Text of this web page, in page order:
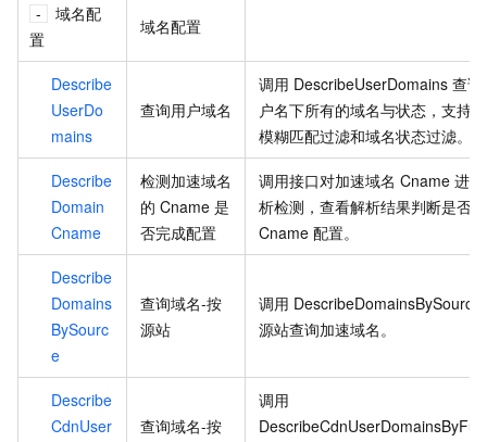
域名配
置
域名配置
Describe
UserDo
mains
查询用户域名
调用 DescribeUserDomains 查询
户名下所有的域名与状态，支持
模糊匹配过滤和域名状态过滤。
Describe
Domain
Cname
检测加速域名
的 Cname 是
否完成配置
调用接口对加速域名 Cname 进
析检测，查看解析结果判断是否
Cname 配置。
Describe
Domains
BySourc
e
查询域名-按
源站
调用 DescribeDomainsBySource
源站查询加速域名。
Describe
CdnUser
查询域名-按
调用